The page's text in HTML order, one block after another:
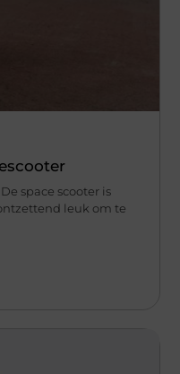
space scooter is
leuk om te